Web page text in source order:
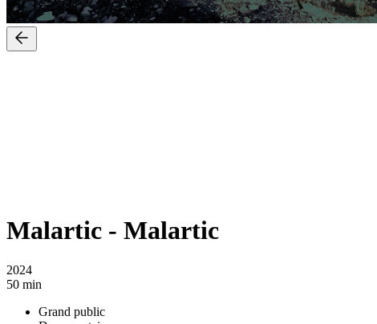
Malartic - Malartic
2024
50 min
Grand public